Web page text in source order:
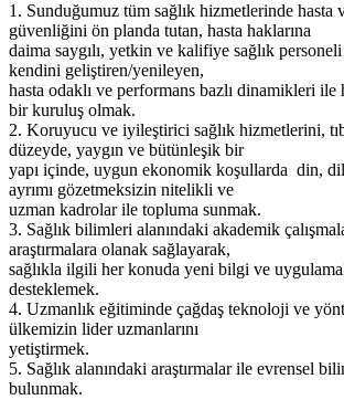
1. Sunduğumuz tüm sağlık hizmetlerinde hasta
güvenliğini ön planda tutan, hasta haklarına
daima saygılı, yetkin ve kalifiye sağlık
kendini geliştiren/yenileyen,
hasta odaklı ve performans bazlı dinamikleri ile
bir kuruluş olmak.
2. Koruyucu ve iyileştirici sağlık hizmetlerini,
düzeyde, yaygın ve bütünleşik bir
yapı içinde, uygun ekonomik koşullarda din,
ayrımı gözetmeksizin nitelikli ve
uzman kadrolar ile topluma sunmak.
3. Sağlık bilimleri alanındaki akademik
araştırmalara olanak sağlayarak,
sağlıkla ilgili her konuda yeni bilgi ve
desteklemek.
4. Uzmanlık eğitiminde çağdaş teknoloji ve
ülkemizin lider uzmanlarını
yetiştirmek.
5. Sağlık alanındaki araştırmalar ile evrensel
bulunmak.